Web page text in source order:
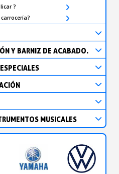
?
Y BARNIZ DE ACABADO.
MUSICALES